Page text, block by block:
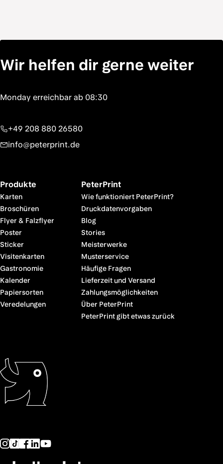
Wir helfen dir gerne weiter
+49 208 880 26580
info@peterprint.de
Produkte
Karten
Broschüren
Flyer & Falzflyer
Poster
Sticker
Visitenkarten
Gastronomie
Kalender
Papiersorten
Veredelungen
PeterPrint
Wie funktioniert PeterPrint?
Druckdatenvorgaben
Blog
Stories
Meisterwerke
Musterservice
Häufige Fragen
Lieferzeit und Versand
Zahlungsmöglichkeiten
Über PeterPrint
PeterPrint gibt etwas zurück